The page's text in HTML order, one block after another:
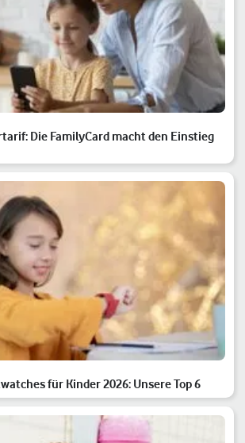
Die FamilyCard macht den Einstieg
für Kinder 2026: Unsere Top 6